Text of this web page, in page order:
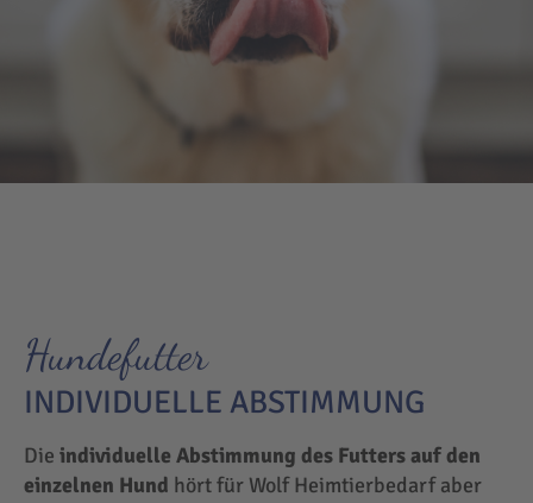
Hundefutter
INDIVIDUELLE ABSTIMMUNG
Die individuelle Abstimmung des Futters auf den
einzelnen Hund hört für Wolf Heimtierbedarf aber